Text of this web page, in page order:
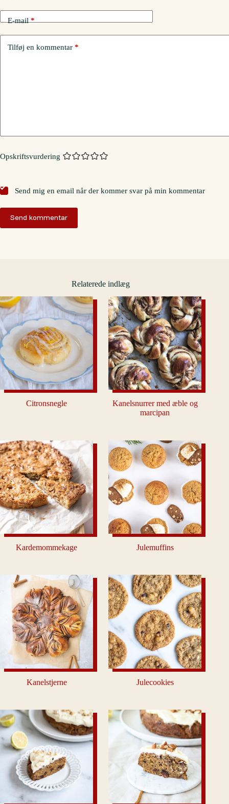
E-mail*
Tilføj en kommentar *
Opskriftsvurdering
Send mig en email når der kommer svar på min kommentar
Send kommentar
Relaterede indlæg
Citronsnegle
Kanelsnurrer med æble og
marcipan
Kardemommekage Julemuffins
Kanelstjerne Julecookies